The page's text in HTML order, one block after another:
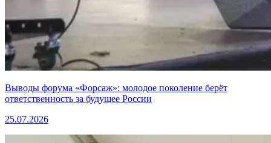
Выводы форума «Форсаж»: молодое поколение берёт
ответственность за будущее России
25.07.2026